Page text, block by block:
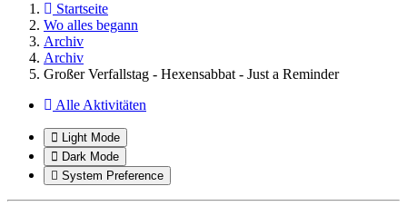
Startseite
Wo alles begann
Archiv
Archiv
Großer Verfallstag - Hexensabbat - Just a Reminder
Alle Aktivitäten
Light Mode
Dark Mode
System Preference